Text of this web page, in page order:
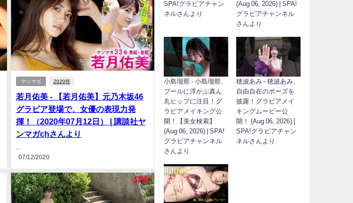
ヤンマガ 2020年
若月佑美 - 【若月佑美】元乃木坂46
グラビア登場で、女優の表現力発
揮！（2020年07月12日） | 講談社ヤ
ンマガchさんより
07/12/2020
SPA!グラビアチャン
ネルさんより
(Aug 06, 2026) | SPA!
グラビアチャンネル
さんより
小島瑠那 - 小島瑠那、
プールに浮かぶ真ん
丸ヒップに注目！グ
ラビアメイキング公
開！【美女検索】
(Aug 06, 2026) | SPA!
グラビアチャンネル
さんより
穂波あみ - 穂波あみ、
自由自在のポーズを
披露！グラビアメイ
キングムービー公
開！ (Aug 06, 2026) |
SPA!グラビアチャン
ネルさんより